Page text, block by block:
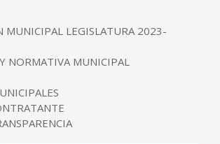
MUNICIPAL LEGISLATURA 2023-
NORMATIVA MUNICIPAL